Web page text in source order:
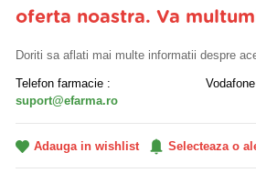
oferta noastra. Va
Doriti sa aflati mai multe informatii despre
Telefon farmacie : Vodafone
suport@efarma.ro
Adauga in wishlist Selecteaza o